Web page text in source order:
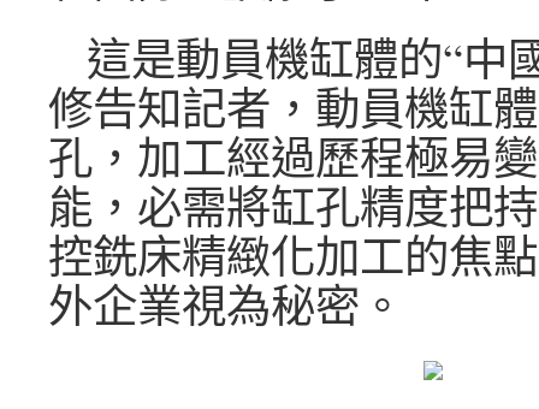
這是動員機缸體的“中
修告知記者，動員機缸
孔，加工經過歷程極易
能，必需將缸孔精度把
控銑床精緻化加工的焦
外企業視為秘密。